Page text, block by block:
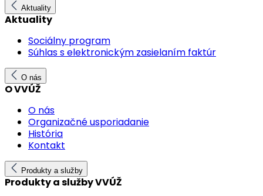
Aktuality
Aktuality
Sociálny program
Súhlas s elektronickým zasielaním faktúr
O nás
O VVÚŽ
O nás
Organizačné usporiadanie
História
Kontakt
Produkty a služby
Produkty a služby VVÚŽ